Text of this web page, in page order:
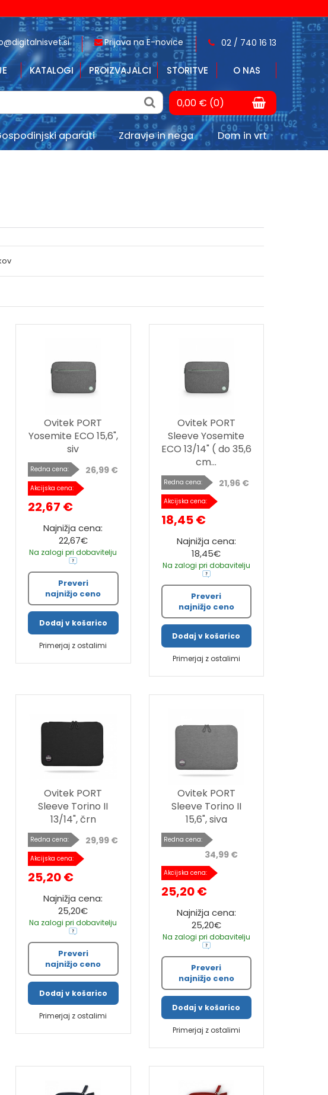
Prijava na E-novice 02 / 740 16 13
KATALOGI PROIZVAJALCI STORITVE O NAS
0,00 € (0)
aparati Zdravje in nega Dom in vrt
Ovitek PORT
Yosemite ECO 15,6",
siv
Redna cena: 26,99 €
Akcijska cena:
22,67 €
Najnižja cena:
22,67€
Na zalogi pri dobavitelju
Preveri
najnižjo ceno
Dodaj v košarico
Primerjaj z ostalimi
Ovitek PORT
Sleeve Yosemite
ECO 13/14" ( do 35,6
cm...
Redna cena: 21,96 €
Akcijska cena:
18,45 €
Najnižja cena:
18,45€
Na zalogi pri dobavitelju
Preveri
najnižjo ceno
Dodaj v košarico
Primerjaj z ostalimi
Ovitek PORT
Sleeve Torino II
13/14", črn
Redna cena: 29,99 €
Akcijska cena:
25,20 €
Najnižja cena:
25,20€
Na zalogi pri dobavitelju
Preveri
najnižjo ceno
Dodaj v košarico
Primerjaj z ostalimi
Ovitek PORT
Sleeve Torino II
15,6", siva
Redna cena:
34,99 €
Akcijska cena:
25,20 €
Najnižja cena:
25,20€
Na zalogi pri dobavitelju
Preveri
najnižjo ceno
Dodaj v košarico
Primerjaj z ostalimi